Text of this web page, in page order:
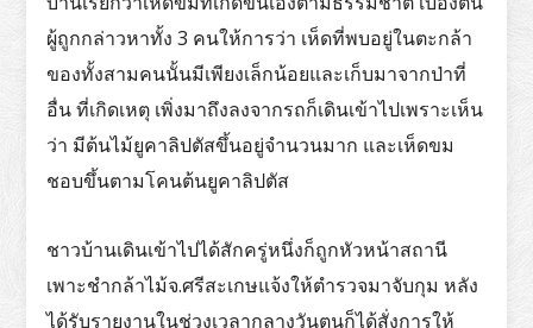
ผู้ถูกกล่าวหาทั้ง 3 คนให้การว่า เห็ดที่พบอยู่ในตะกล้า
ของทั้งสามคนนั้นมีเพียงเล็กน้อยและเก็บมาจากป่าที่
อื่น ที่เกิดเหตุ เพิ่งมาถึงลงจากรถก็เดินเข้าไปเพราะเห็น
ว่า มีต้นไม้ยูคาลิปตัสขึ้นอยู่จำนวนมาก และเห็ดขม
ชอบขึ้นตามโคนต้นยูคาลิปตัส
ชาวบ้านเดินเข้าไปได้สักครู่หนึ่งก็ถูกหัวหน้าสถานี
เพาะชำกล้าไม้จ.ศรีสะเกษแจ้งให้ตำรวจมาจับกุม หลัง
ได้รับรายงานในช่วงเวลากลางวันตนก็ได้สั่งการให้